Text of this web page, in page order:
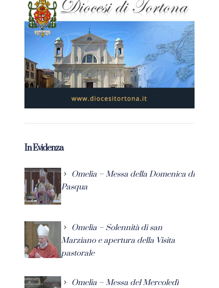
In Evidenza
Omelia – Messa della Domenica di
Pasqua
Omelia – Solennità di san
Marziano e apertura della Visita
pastorale
Omelia – Messa del Mercoledì